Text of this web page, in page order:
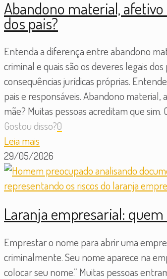
Abandono material,
dos pais?
Entenda a diferença entre abandono
criminal e quais são os deveres legais
consequências jurídicas próprias.
pais e responsáveis. Abandono
mãe? Muitas pessoas acreditam que
Gostou disso?0
Leia mais
29/05/2026
Laranja empresarial:
Emprestar o nome para abrir uma
criminalmente. Seu nome aparece na
colocar seu nome.” Muitas pessoas